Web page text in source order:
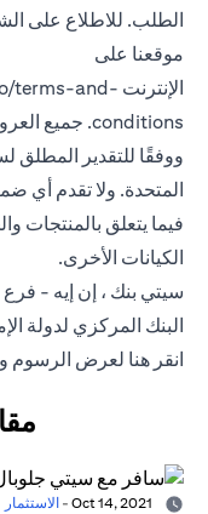
الطلب. للاطلاع على
موقعنا على
الإنترنت terms-and-
conditions. جميع
ووفقًا للتقدير المطلق
المتحدة. ولا تقدم أي
فيما يتعلق بالمنتجات
الكيانات الأخرى.
سيتي بنك ، إن إيه -
البنك المركزي لدولة
انقر هنا in a new tab
لعرض الرسوم
- الاستثمار